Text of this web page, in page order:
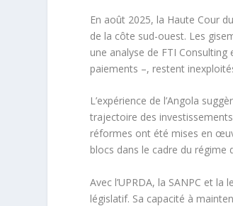
En août 2025, la Haute Cour
de la côte sud-ouest. Les
une analyse de FTI Consulting
paiements –, restent
L’expérience de l’Angola
trajectoire des
réformes ont été mises en
blocs dans le cadre du régime
Avec l’UPRDA, la SANPC et
législatif. Sa capacité à